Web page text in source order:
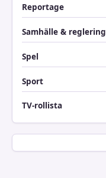
Reportage
Samhälle & reglering
Spel
Sport
TV-rollista